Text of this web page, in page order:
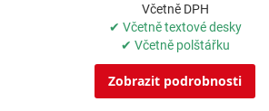
Včetně DPH
✔ Včetně textové desky
✔ Včetně polštářku
Zobrazit podrobnosti